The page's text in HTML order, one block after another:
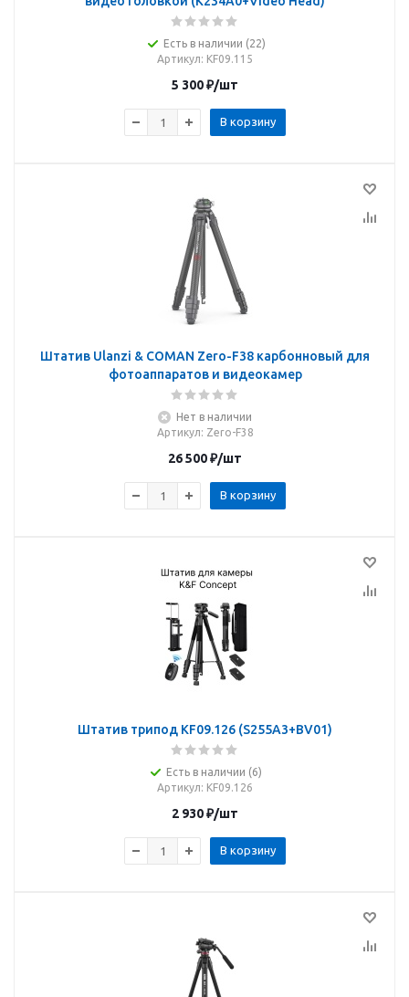
Есть в наличии (22)
Артикул: KF09.115
5 300₽/шт
В корзину
Штатив Ulanzi & COMAN Zero-F38 карбонновый для
фотоаппаратов и видеокамер
Нет в наличии
Артикул: Zero-F38
26 500₽/шт
В корзину
Штатив трипод KF09.126 (S255A3+BV01)
Есть в наличии (6)
Артикул: KF09.126
2 930₽/шт
В корзину